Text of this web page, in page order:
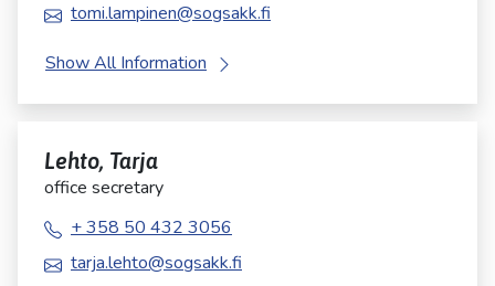
tomi.lampinen@sogsakk.fi
Show All Information
Lehto, Tarja
office secretary
+ 358 50 432 3056
tarja.lehto@sogsakk.fi